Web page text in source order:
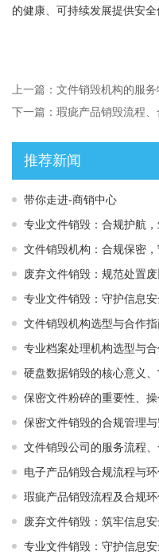
的健康、可持续发展提供安全
推荐新闻
带你走进-商销中心
专业文件销毁：合规护航
文件销毁机构：合规保密
废弃文件销毁：规范处置
专业文件销毁：守护信息
文件销毁机构选型与合作指
专业档案处理机构选型与合
硬盘数据销毁的核心意义
保密文件粉碎的重要性、
保密文件销毁的合规管理
文件销毁公司的服务流程
电子产品销毁合规流程与
瑕疵产品销毁流程及合规
废弃文件销毁：筑牢信息
专业文件销毁：守护信息